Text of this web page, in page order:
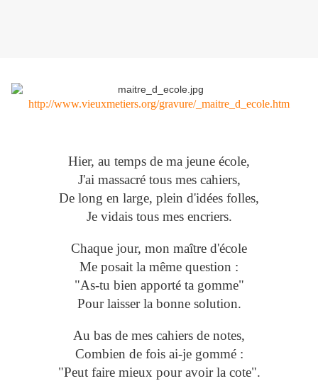
http://www.vieuxmetiers.org/gravure/_maitre_d_ecole.htm
Hier, au temps de ma jeune école,
J'ai massacré tous mes cahiers,
De long en large, plein d'idées folles,
Je vidais tous mes encriers.
Chaque jour, mon maître d'école
Me posait la même question :
"As-tu bien apporté ta gomme"
Pour laisser la bonne solution.
Au bas de mes cahiers de notes,
Combien de fois ai-je gommé :
"Peut faire mieux pour avoir la cote".